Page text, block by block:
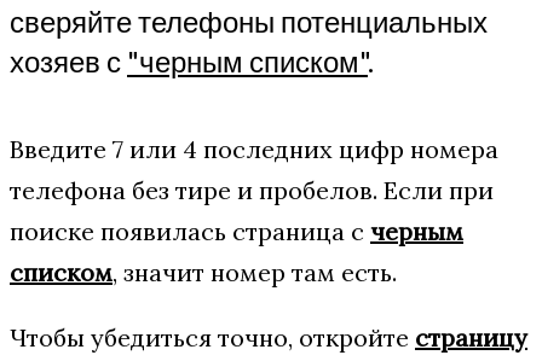
сверяйте телефоны потенциальных
хозяев с "черным списком".
Введите 7 или 4 последних цифр номера
телефона без тире и пробелов. Если при
поиске появилась страница с черным
списком, значит номер там есть.
Чтобы убедиться точно, откройте страницу